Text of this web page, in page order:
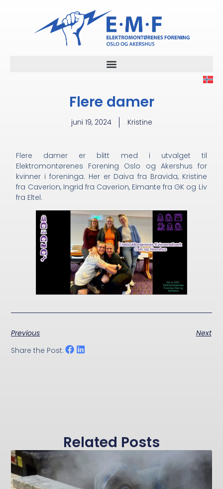
Flere damer
juni 19, 2024 Kristine
Flere damer er blitt med i utvalget til
Elektromontørenes Forening Oslo og Akershus for
kvinner i foreninga. Her er Daiva fra Bravida, Kristine
fra Caverion, Ingrid fra Caverion, Eimante fra GK og Liv
fra Eltel.
Previous
Next
Share the Post:
Related Posts